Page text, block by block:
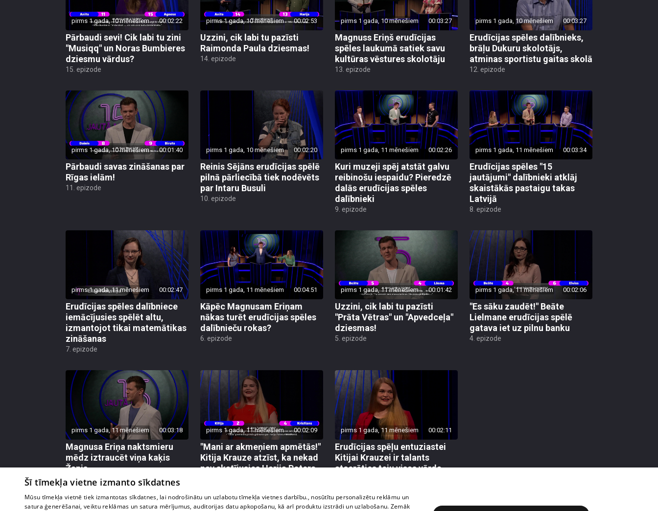
pirms 1 gada, 10 mēnešiem 00:02:22
Pārbaudi sevi! Cik labi tu zini
"Musiqq" un Noras Bumbieres
dziesmu vārdus?
15. epizode
pirms 1 gada, 10 mēnešiem 00:02:53
Uzzini, cik labi tu pazīsti
Raimonda Paula dziesmas!
14. epizode
pirms 1 gada, 10 mēnešiem 00:03:27
Magnuss Eriņš erudīcijas
spēles laukumā satiek savu
kultūras vēstures skolotāju
13. epizode
pirms 1 gada, 10 mēnešiem 00:03:27
Erudīcijas spēles dalībnieks,
brāļu Dukuru skolotājs,
atminas sportistu gaitas skolā
12. epizode
pirms 1 gada, 10 mēnešiem 00:01:40
Pārbaudi savas zināšanas par
Rīgas ielām!
11. epizode
pirms 1 gada, 10 mēnešiem 00:02:20
Reinis Sējāns erudīcijas spēlē
pilnā pārliecībā tiek nodēvēts
par Intaru Busuli
10. epizode
pirms 1 gada, 11 mēnešiem 00:02:26
Kuri muzeji spēj atstāt galvu
reibinošu iespaidu? Pieredzē
dalās erudīcijas spēles
dalībnieki
9. epizode
pirms 1 gada, 11 mēnešiem 00:03:34
Erudīcijas spēles "15
jautājumi" dalībnieki atklāj
skaistākās pastaigu takas
Latvijā
8. epizode
pirms 1 gada, 11 mēnešiem 00:02:47
Erudīcijas spēles dalībniece
iemācījusies spēlēt altu,
izmantojot tikai matemātikas
zināšanas
7. epizode
pirms 1 gada, 11 mēnešiem 00:04:51
Kāpēc Magnusam Eriņam
nākas turēt erudīcijas spēles
dalībnieču rokas?
6. epizode
pirms 1 gada, 11 mēnešiem 00:01:42
Uzzini, cik labi tu pazīsti
"Prāta Vētras" un "Apvedceļa"
dziesmas!
5. epizode
pirms 1 gada, 11 mēnešiem 00:02:06
"Es sāku zaudēt!" Beāte
Lielmane erudīcijas spēlē
gatava iet uz pilnu banku
4. epizode
pirms 1 gada, 11 mēnešiem 00:03:18
Magnusa Eriņa naktsmieru
mēdz iztraucēt viņa kaķis
Žanis
3. epizode
pirms 1 gada, 11 mēnešiem 00:02:09
"Mani ar akmeņiem apmētās!"
Kitija Krauze atzīst, ka nekad
nav skatījusies Harija Potera
pirms 1 gada, 11 mēnešiem 00:02:11
Erudīcijas spēļu entuziastei
Kitijai Krauzei ir talants
atcerēties teju visas vārda
Šī tīmekļa vietne izmanto sīkdatnes
Mūsu tīmekļa vietnē tiek izmantotas sīkdatnes, lai nodrošinātu un uzlabotu tīmekļa vietnes darbību., nosūtītu personalizētu reklāmu un
satura ģenerēšanai, veiktu reklāmas un satura mērījumus, auditorijas datu apkopošanu, kā arī produktu izstrādi un uzlabošanu. Zemāk